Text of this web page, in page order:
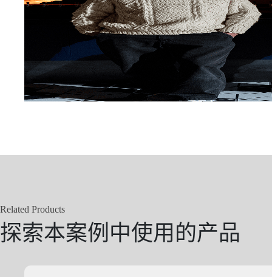
Related Products
探索本案例中使用的产品